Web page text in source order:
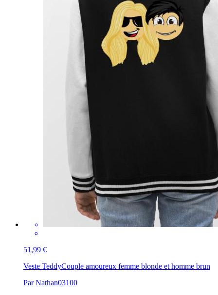
51,99 €
Veste TeddyCouple amoureux femme blonde et homme brun
Par Nathan03100